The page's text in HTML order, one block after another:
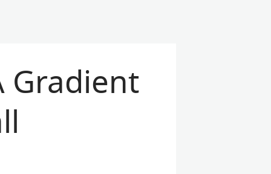
Gradient